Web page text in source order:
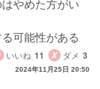
やめた方がい
可能性がある
いいね 11 ダメ 3
2024年11月25日 20:50